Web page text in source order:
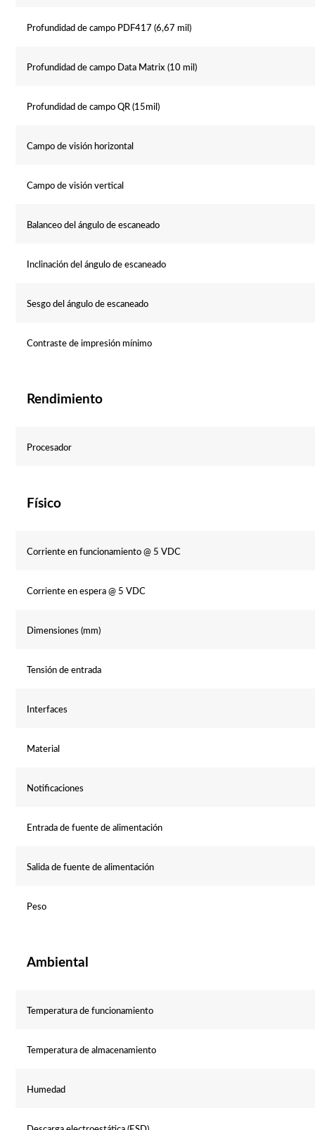
Profundidad de campo PDF417 (6,67 mil)
Profundidad de campo Data Matrix (10 mil)
Profundidad de campo QR (15mil)
Campo de visión horizontal
Campo de visión vertical
Balanceo del ángulo de escaneado
Inclinación del ángulo de escaneado
Sesgo del ángulo de escaneado
Contraste de impresión mínimo
Rendimiento
Procesador
Físico
Corriente en funcionamiento @ 5 VDC
Corriente en espera @ 5 VDC
Dimensiones (mm)
Tensión de entrada
Interfaces
Material
Notificaciones
Entrada de fuente de alimentación
Salida de fuente de alimentación
Peso
Ambiental
Temperatura de funcionamiento
Temperatura de almacenamiento
Humedad